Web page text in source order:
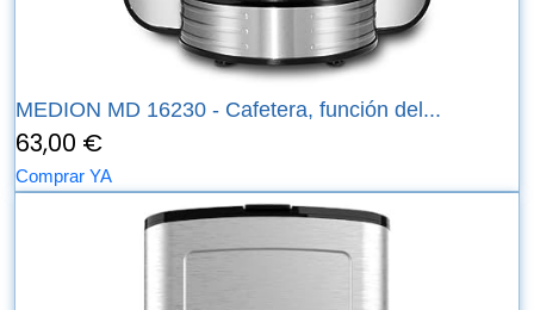
MEDION MD 16230 - Cafetera, función del...
63,00 €
Comprar YA